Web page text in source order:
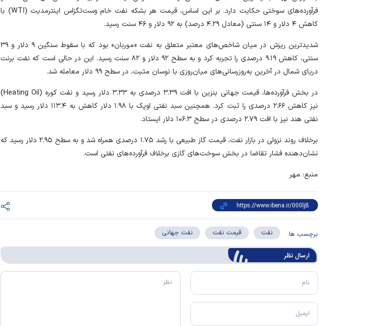
فرآورده‌های سوختی حکایت دارد. بر این اساس، قیمت هر بشکه نفت خام وست‌تگزاس اینترمدیت (WTI) با
کاهش ۴ دلار و ۱۴ سنتی (معادل ۴.۲۹ درصد) به ۹۲ دلار و ۴۶ سنت رسید.
شدیدترین ریزش در میان شاخص‌های معتبر متعلق به نفت «موربان» بود که با سقوط سنگین ۹ دلار و ۳۹
سنتی، کاهش ۹.۱۹ درصدی را تجربه کرد و به سطح ۹۲ دلار و ۸۲ سنت رسید. این در حالی است که نفت برنت
دریای شمال در آخرین به‌روزرسانی‌های میان‌روزی با نوسان مثبت، در سطح ۹۹ دلار معامله شد.
در بخش فرآورده‌ها، قیمت جهانی بنزین با افت ۳.۳۹ درصدی به ۳.۳۳ دلار رسید و نفت کوره (Heating Oil)
نیز کاهش ۲.۶۶ درصدی را ثبت کرد. همچنین سبد نفتی اوپک با ۱.۹۸ دلار کاهش به ۱۱۳.۴ دلار رسید و سبد
نفتی هند نیز با افت ۲.۷۹ درصدی در سطح ۱۰۶.۳ دلار ایستاد.
برخلاف روند نزولی در بازار نفت، قیمت گاز طبیعی با رشد ۱.۷۵ درصدی همراه شد و به سطح ۲.۹۵ دلار رسید که
نشان‌دهنده فشار تقاضا در بخش سوخت‌های گازی برخلاف فرآورده‌های نفتی است.
منبع: مهر
برچسب ها: نفت قیمت نفت نفت جهانی
ارسال‌ نظر